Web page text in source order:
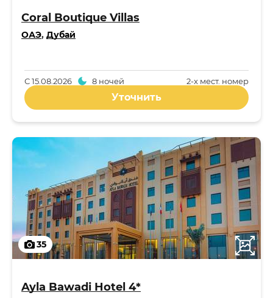
Coral Boutique Villas
ОАЭ, Дубай
2-x мест. номер
С15.08.2026 8 ночей
Уточнить
35
Ayla Bawadi Hotel 4*